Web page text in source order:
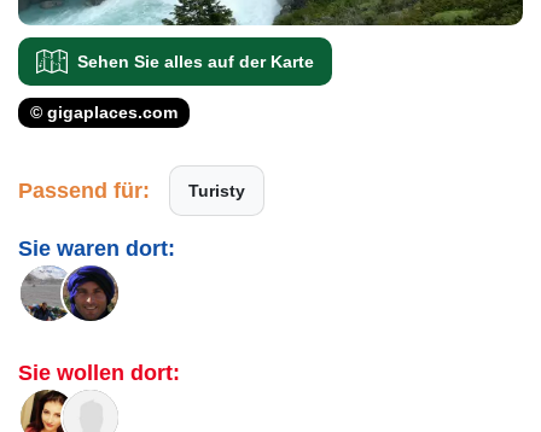
Sehen Sie alles auf der Karte
© gigaplaces.com
Passend für: Turisty
Sie waren dort:
Sie wollen dort: